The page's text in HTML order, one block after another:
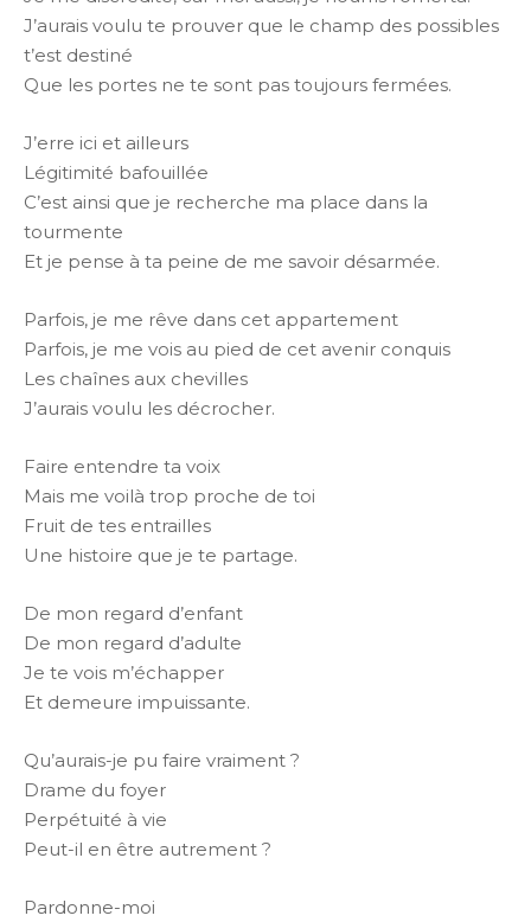
J’aurais voulu te prouver que le champ des possibles
t’est destiné
Que les portes ne te sont pas toujours fermées.
J’erre ici et ailleurs
Légitimité bafouillée
C’est ainsi que je recherche ma place dans la
tourmente
Et je pense à ta peine de me savoir désarmée.
Parfois, je me rêve dans cet appartement
Parfois, je me vois au pied de cet avenir conquis
Les chaînes aux chevilles
J’aurais voulu les décrocher.
Faire entendre ta voix
Mais me voilà trop proche de toi
Fruit de tes entrailles
Une histoire que je te partage.
De mon regard d’enfant
De mon regard d’adulte
Je te vois m’échapper
Et demeure impuissante.
Qu’aurais-je pu faire vraiment ?
Drame du foyer
Perpétuité à vie
Peut-il en être autrement ?
Pardonne-moi